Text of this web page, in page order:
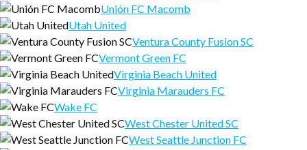
Unión FC Macomb
Utah United
Ventura County Fusion SC
Vermont Green FC
Virginia Beach United
Virginia Marauders FC
Wake FC
West Chester United SC
West Seattle Junction FC